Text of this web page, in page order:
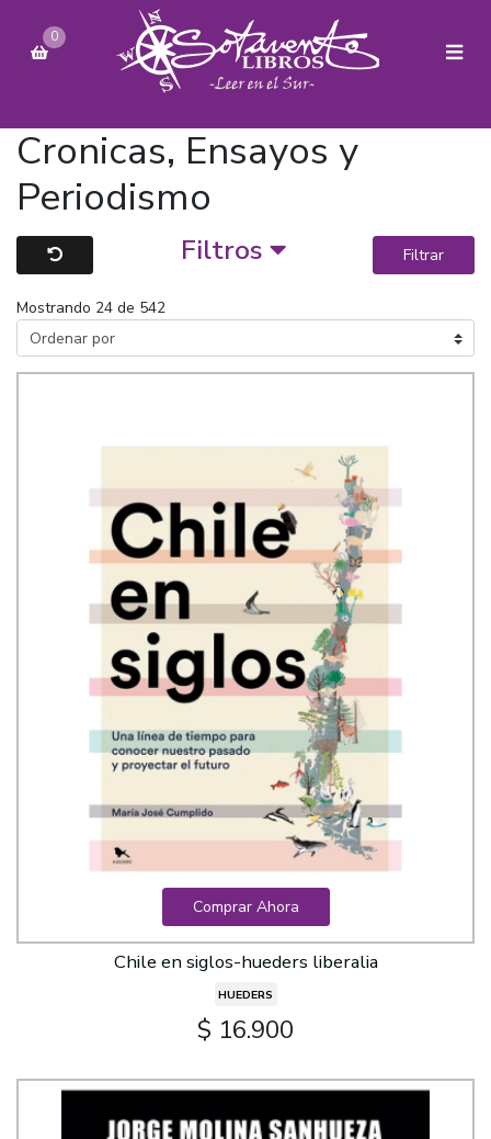
0
Cronicas, Ensayos y
Periodismo
Filtros Filtrar
Mostrando 24 de 542
Comprar Ahora
Chile en siglos-hueders liberalia
HUEDERS
$ 16.900